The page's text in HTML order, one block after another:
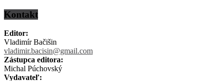
Kontakt
Editor:
Vladimír Bačišin
vladimir.bacisin@gmail.com
Zástupca editora:
Michal Púchovský
Vydavateľ: